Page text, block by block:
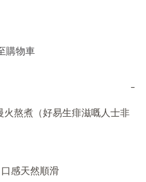
購物車
−
火熬煮（好易生痱滋嘅人士非
感天然順滑